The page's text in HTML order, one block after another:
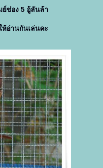
ย์ช่อง 5 อู้ลันล้า
ห้อ่านกันเล่นคะ